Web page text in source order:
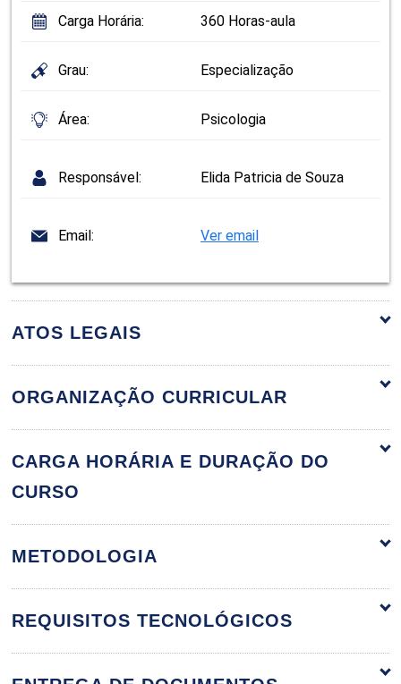
Carga Horária: 360 Horas-aula
Grau: Especialização
Área: Psicologia
Responsável: Elida Patricia de Souza
Email: Ver email
ATOS LEGAIS
ORGANIZAÇÃO CURRICULAR
Psicologia do
Desenvolvimento Humano: Infância,
10h
CARGA HORÁRIA E DURAÇÃO DO
CURSO
METODOLOGIA
REQUISITOS TECNOLÓGICOS